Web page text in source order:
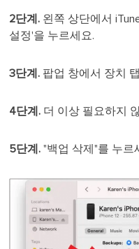
2단계. 왼쪽 상단에서
설정'을 누르세요.
3단계. 팝업 창에서 장치
4단계. 더 이상 필요하지
5단계. "백업 삭제"를 누르